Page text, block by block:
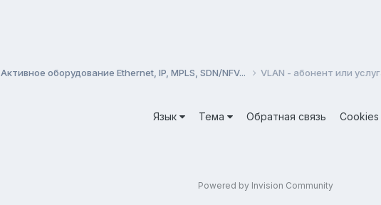
Активное оборудование Ethernet, IP, MPLS, SDN/NFV... VLAN - абонент или
Язык Тема Обратная связь
Cookies
Powered by Invision Community